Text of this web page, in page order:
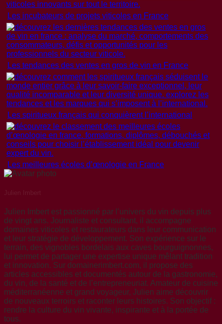
Les incubateurs de projets viticoles en France
Les tendances des ventes en gros de vin en France
Les spiritueux français qui conquièrent l’international
Les meilleures écoles d’œnologie en France
Julien Imbert
Julien Imbert est passionné par l’univers du vin depuis plus
de vingt ans. Journaliste et consultant, il accompagne
domaines viticoles et restaurateurs dans leur communication
et leur stratégie de développement. Son expérience sur le
terrain, des vignobles bordelais aux caves bourguignonnes,
lui permet de partager une expertise unique mêlant tradition
et innovation. Sur domainerimbert.com, il propose des
articles accessibles et documentés autour de la gastronomie,
du vin, de la santé et de l’entrepreneuriat. Amateur de cuisine
méditerranéenne et grand voyageur, Julien aime découvrir
de nouveaux terroirs et raconter leurs histoires. Son objectif :
rendre la culture du vin vivante, inspirante et à la portée de
tous.